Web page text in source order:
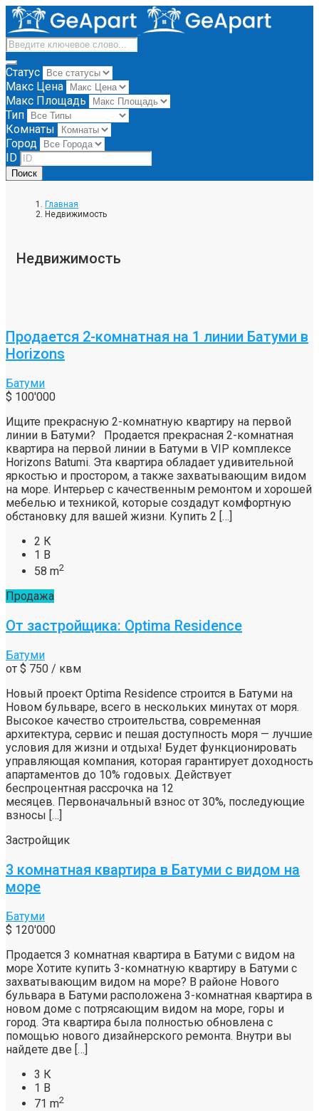
Статус
Макс Цена
Макс Площадь
Тип
Комнаты
Город
ID
Поиск
Главная
Недвижимость
Недвижимость
Продается 2-комнатная на 1 линии Батуми в
Horizons
Батуми
$ 100'000
Ищите прекрасную 2-комнатную квартиру на первой
линии в Батуми? Продается прекрасная 2-комнатная
квартира на первой линии в Батуми в VIP комплексе
Horizons Batumi. Эта квартира обладает удивительной
яркостью и простором, а также захватывающим видом
на море. Интерьер с качественным ремонтом и хорошей
мебелью и техникой, которые создадут комфортную
обстановку для вашей жизни. Купить 2 […]
2 К
1 В
58 m2
Продажа
От застройщика: Optima Residence
Батуми
от $ 750 / квм
Новый проект Optima Residence строится в Батуми на
Новом бульваре, всего в нескольких минутах от моря.
Высокое качество строительства, современная
архитектура, сервис и пешая доступность моря — лучшие
условия для жизни и отдыха! Будет функционировать
управляющая компания, которая гарантирует доходность
апартаментов до 10% годовых. Действует
беспроцентная рассрочка на 12
месяцев. Первоначальный взнос от 30%, последующие
взносы […]
Застройщик
3 комнатная квартира в Батуми с видом на
море
Батуми
$ 120'000
Продается 3 комнатная квартира в Батуми с видом на
море Хотите купить 3-комнатную квартиру в Батуми с
захватывающим видом на море? В районе Нового
бульвара в Батуми расположена 3-комнатная квартира в
новом доме с потрясающим видом на море, горы и
город. Эта квартира была полностью обновлена с
помощью нового дизайнерского ремонта. Внутри вы
найдете две […]
3 К
1 В
71 m2